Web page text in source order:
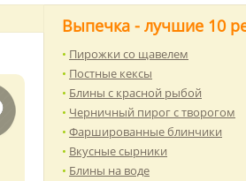
Выпечка - лучшие 10
Пирожки со щавелем
Постные кексы
Блины с красной рыбой
Черничный пирог с творогом
Фаршированные блинчики
Вкусные сырники
Блины на воде